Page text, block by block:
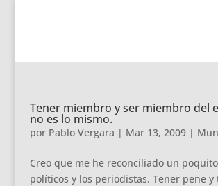
Tener miembro y ser miembro del
no es lo mismo.
por Pablo Vergara | Mar 13, 2009|
Creo que me he reconciliado un
políticos y los periodistas. Tener pene y